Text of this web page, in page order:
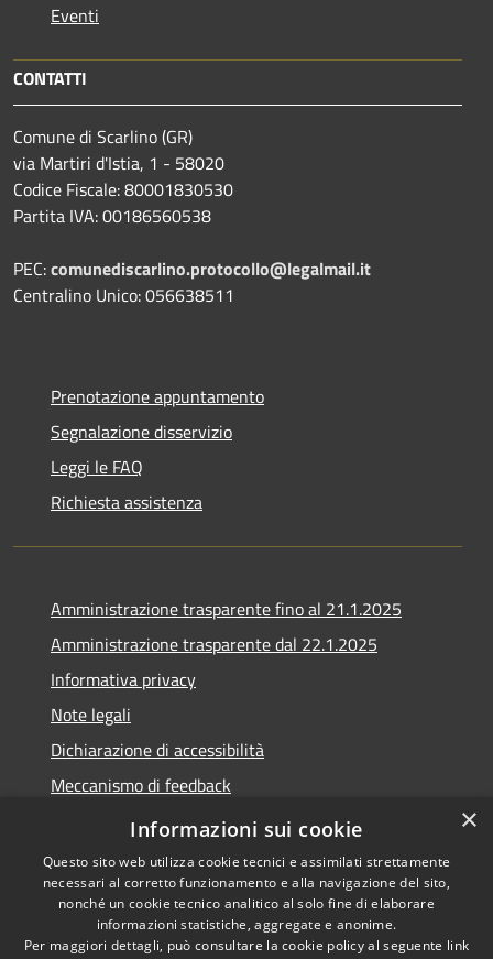
Eventi
CONTATTI
Comune di Scarlino (GR)
via Martiri d'Istia, 1 - 58020
Codice Fiscale: 80001830530
Partita IVA: 00186560538
PEC:comunediscarlino.protocollo@legalmail.it
Centralino Unico: 056638511
Prenotazione appuntamento
Segnalazione disservizio
Leggi le FAQ
Richiesta assistenza
Amministrazione trasparente fino al 21.1.2025
Amministrazione trasparente dal 22.1.2025
Informativa privacy
Note legali
Dichiarazione di accessibilità
Meccanismo di feedback
Whistleblowing
Copyright © 2020 •
×
Informazioni sui cookie
Questo sito web utilizza cookie tecnici e assimilati strettamente
necessari al corretto funzionamento e alla navigazione del sito,
nonché un cookie tecnico analitico al solo fine di elaborare
informazioni statistiche, aggregate e anonime.
Per maggiori dettagli, può consultare la cookie policy al seguente link